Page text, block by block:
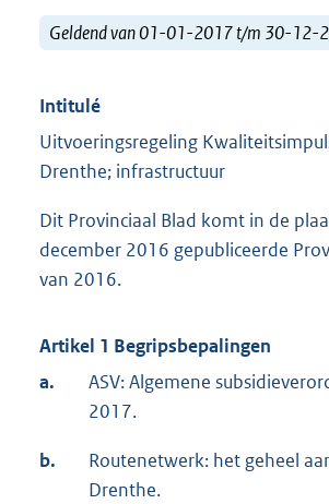
Geldend van 01-01-2017 t/m 30-12-
Intitulé
Uitvoeringsregeling
Drenthe; infrastructuur
Dit Provinciaal Blad komt in de
december 2016 gepubliceerde
van 2016.
Artikel 1 Begripsbepalingen
a.
ASV: Algemene
2017.
b.
Routenetwerk: het geheel
Drenthe.